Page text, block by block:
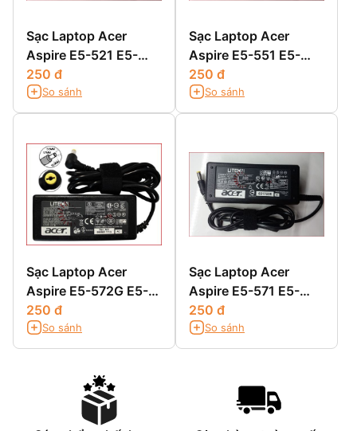
Sạc Laptop Acer
Aspire E5-521 E5-
521G E5-531 E5-531G
250 đ
So sánh
Sạc Laptop Acer
Aspire E5-551 E5-
551G
250 đ
So sánh
Sạc Laptop Acer
Aspire E5-572G E5-
721 E5-731 E5-731G
250 đ
So sánh
Sạc Laptop Acer
Aspire E5-571 E5-
571G E5-571PG
250 đ
So sánh